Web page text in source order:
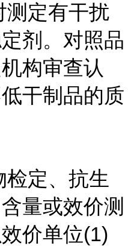
测定有干扰
剂。对照品
构审查认
干制品的质
定、抗生
量或效价测
价单位(1)